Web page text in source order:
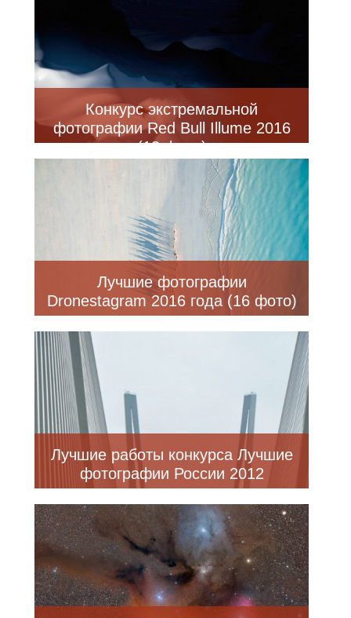
Конкурс экстремальной
фотографии Red Bull Illume 2016
(13 фото)
Лучшие фотографии
Dronestagram 2016 года (16 фото)
Лучшие работы конкурса Лучшие
фотографии России 2012